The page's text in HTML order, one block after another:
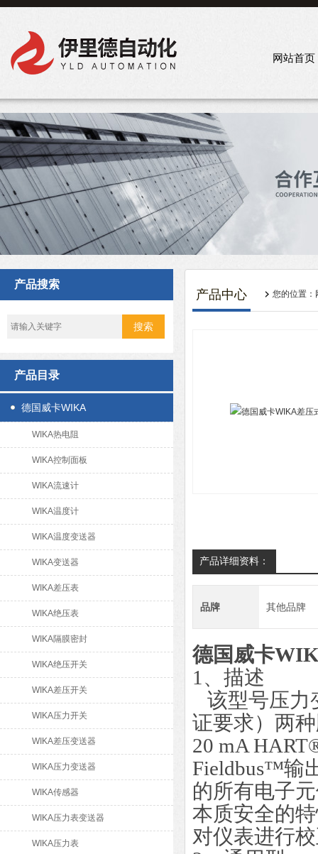
网站首页
产品搜索
产品目录
德国威卡WIKA
WIKA热电阻
WIKA控制面板
WIKA流速计
WIKA温度计
WIKA温度变送器
WIKA变送器
WIKA差压表
WIKA绝压表
WIKA隔膜密封
WIKA绝压开关
WIKA差压开关
WIKA压力开关
WIKA差压变送器
WIKA压力变送器
WIKA传感器
WIKA压力表变送器
WIKA压力表
产品中心 您的位置：
产品详细资料：
品牌 其他品牌
德国威卡
1、描述
该型号压力
证要求）两
20 mA
Fieldbus™输
的所有电子
本质安全的
对仪表进行